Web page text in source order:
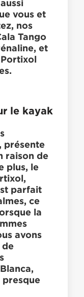
vous et
nos
Tango
et
le kayak
présente
raison de
plus, le
parfait
ce
la
avons
de
presque